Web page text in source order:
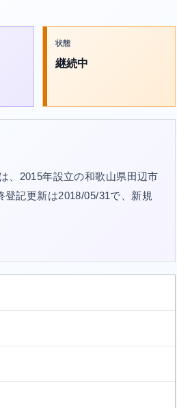
状態
継続中
、2015年設立の和歌山県田辺市
記更新は2018/05/31で、新規